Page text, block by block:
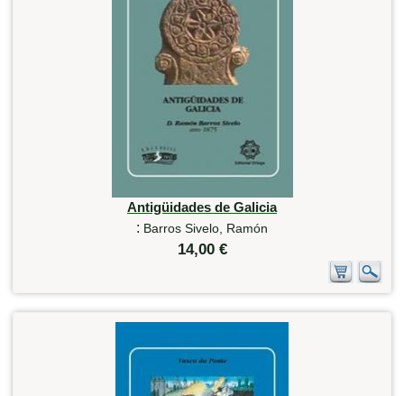
Antigüidades de Galicia
: Barros Sivelo, Ramón
14,00 €